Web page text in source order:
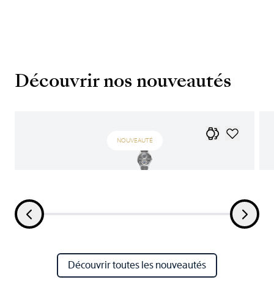
Découvrir nos nouveautés
NOUVEAUTÉ
Découvrir toutes les nouveautés